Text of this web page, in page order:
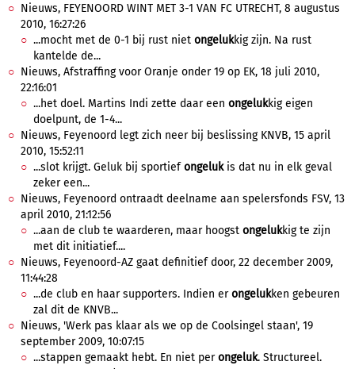
Nieuws, FEYENOORD WINT MET 3-1 VAN FC UTRECHT, 8 augustus
2010, 16:27:26
...mocht met de 0-1 bij rust niet ongelukkig zijn. Na rust
kantelde de...
Nieuws, Afstraffing voor Oranje onder 19 op EK, 18 juli 2010,
22:16:01
...het doel. Martins Indi zette daar een ongelukkig eigen
doelpunt, de 1-4...
Nieuws, Feyenoord legt zich neer bij beslissing KNVB, 15 april
2010, 15:52:11
...slot krijgt. Geluk bij sportiefongelukis dat nu in elk geval
zeker een...
Nieuws, Feyenoord ontraadt deelname aan spelersfonds FSV, 13
april 2010, 21:12:56
...aan de club te waarderen, maar hoogst ongelukkig te zijn
met dit initiatief....
Nieuws, Feyenoord-AZ gaat definitief door, 22 december 2009,
11:44:28
...de club en haar supporters. Indien erongelukken gebeuren
zal dit de KNVB...
Nieuws, 'Werk pas klaar als we op de Coolsingel staan', 19
september 2009, 10:07:15
...stappen gemaakt hebt. En niet perongeluk. Structureel.